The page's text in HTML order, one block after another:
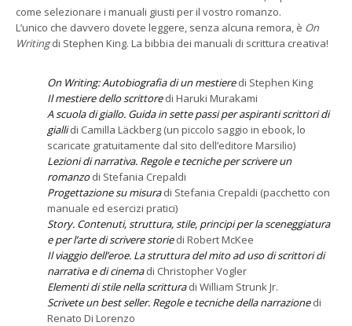
come selezionare i manuali giusti per il vostro romanzo.
L’unico che davvero dovete leggere, senza alcuna remora, è On
Writingdi Stephen King. La bibbia dei manuali di scrittura creativa!
On Writing: Autobiografia di un mestieredi Stephen King
Il mestiere dello scrittoredi Haruki Murakami
A scuola di giallo. Guida in sette passi per aspiranti scrittori di
giallidi Camilla Läckberg (un piccolo saggio in ebook, lo
scaricate gratuitamente dal sito dell’editore Marsilio)
Lezioni di narrativa. Regole e tecniche per scrivere un
romanzodi Stefania Crepaldi
Progettazione su misuradi Stefania Crepaldi (pacchetto con
manuale ed esercizi pratici)
Story. Contenuti, struttura, stile, principi per la sceneggiatura
e per l’arte di scrivere storiedi Robert McKee
Il viaggio dell’eroe. La struttura del mito ad uso di scrittori di
narrativa e di cinemadi Christopher Vogler
Elementi di stile nella scritturadi William Strunk Jr.
Scrivete un best seller. Regole e tecniche della narrazionedi
Renato Di Lorenzo